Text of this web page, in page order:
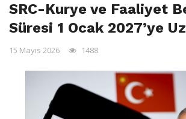
SRC-Kurye ve Faaliyet
Süresi 1 Ocak 2027’ye
15 Mayıs 2026 1488